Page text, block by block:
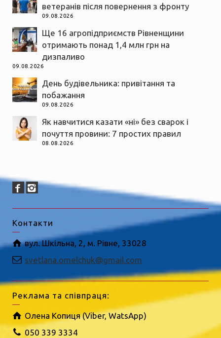
ветеранів після повернення з фронту
09.08.2026
Ще 16 агропідприємств Рівненщини
отримають понад 1,4 млн грн на
дизпаливо
09.08.2026
День будівельника: привітання та
побажання
09.08.2026
Як навчитися казати «ні» без сварок і
почуття провини: 7 простих правил
08.08.2026
Контакти
вул. Шкільна, 2, м. Рівне, 33028
svetlana.omelchuk@gmail.com
Реклама та співпраця:
Олена Копиця (Viber, WatsApp)
050 339 3334